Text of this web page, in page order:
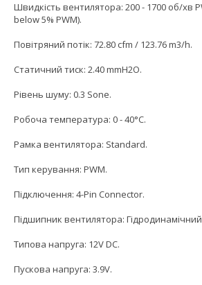
Швидкість вентилятора: 200 - 1700 об/хв
below 5% PWM).
Повітряний потік: 72.80 cfm / 123.76 m3/h.
Статичний тиск: 2.40 mmH2O.
Рівень шуму: 0.3 Sone.
Робоча температура: 0 - 40°C.
Рамка вентилятора: Standard.
Тип керування: PWM.
Підключення: 4-Pin Connector.
Підшипник вентилятора:
Типова напруга: 12V DC.
Пускова напруга: 3.9V.